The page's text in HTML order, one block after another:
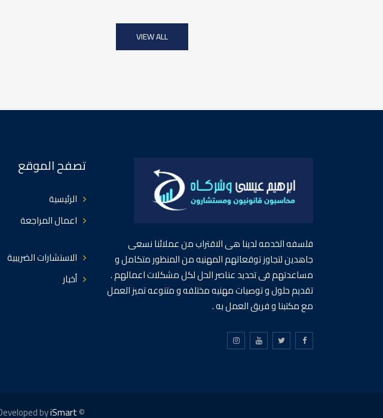
VIEW ALL
فلسفه الخدمه لدينا هى الاقتراب من عملائنا نسعى
جاهدين لتجاوز توقعاتهم المهنيه من المنظور متكامل و
مساعدتهم فى تحديد عناصر الحل لكل مشكلات اعمالهم .
تقديم حلول و توصيات مهنيه مختلفه و متنوعه تميز العمل
مع مكتبنا و فريق العمل به .
تصفح الموقع
الرئيسية
اعمال المراجعة
الاستشارات الضريبية
أخبار
© Copyright ibraheemeissa 2021. Developed by
iSmart